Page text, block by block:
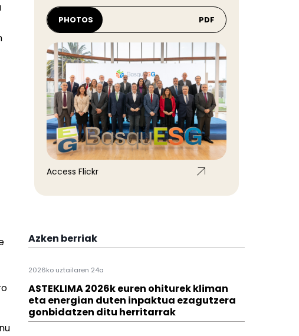
PHOTOS PDF
Access Flickr
Azken berriak
2026ko uztailaren 24a
ASTEKLIMA 2026k euren ohiturek kliman
eta energian duten inpaktua ezagutzera
gonbidatzen ditu herritarrak